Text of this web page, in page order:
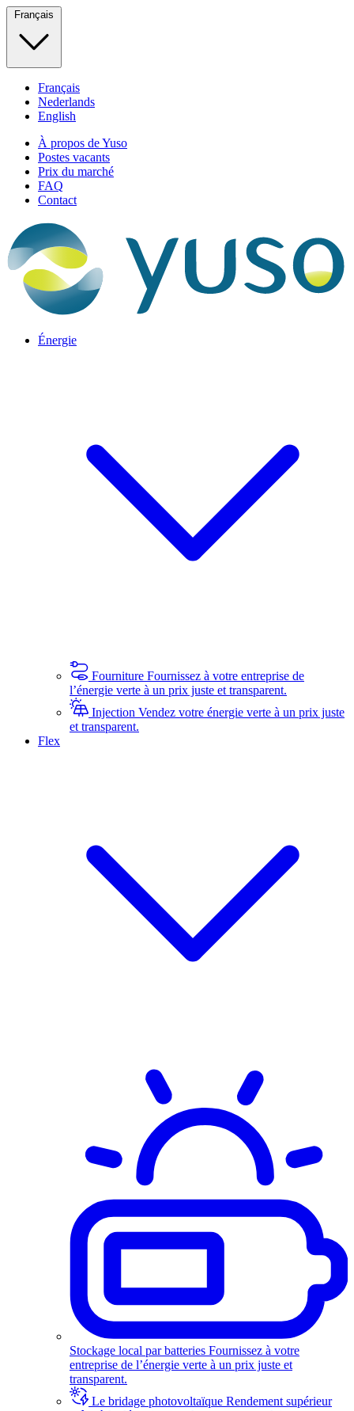
Français
Français
Nederlands
English
À propos de Yuso
Postes vacants
Prix du marché
FAQ
Contact
Énergie
Fourniture Fournissez à votre entreprise de
l’énergie verte à un prix juste et transparent.
Injection Vendez votre énergie verte à un prix juste
et transparent.
Flex
Stockage local par batteries Fournissez à votre
entreprise de l’énergie verte à un prix juste et
transparent.
Le bridage photovoltaïque Rendement supérieur